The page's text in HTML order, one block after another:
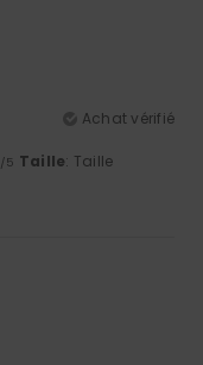
Achat vérifié
/5 Taille: Taille